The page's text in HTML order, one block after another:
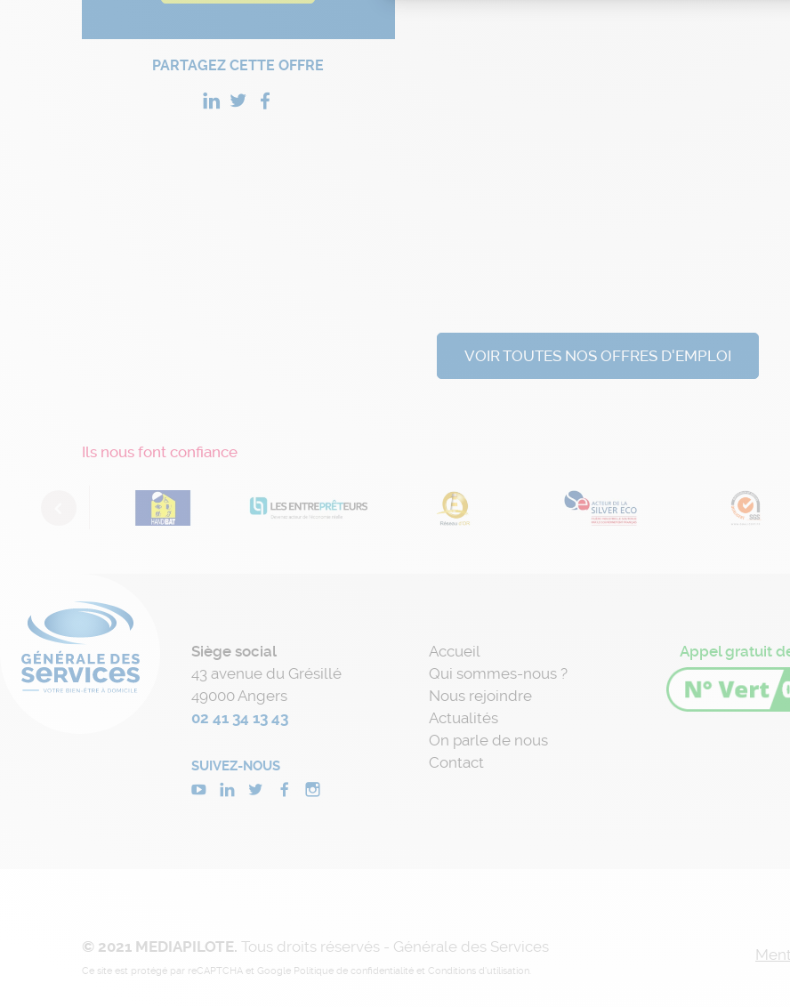
PARTAGEZ CETTE OFFRE
VOIR TOUTES NOS OFFRES D'EMPLOI
Ils nous font confiance
Siège social
43 avenue du Grésillé
49000 Angers
02 41 34 13 43
SUIVEZ-NOUS
Accueil
Qui sommes-nous ?
Nous rejoindre
Actualités
On parle de nous
Contact
Appel gratuit
© 2021 MEDIAPILOTE. Tous droits réservés - Générale des Services
Ce site est protégé par reCAPTCHA et Google Politique de confidentialité et Conditions d'utilisation